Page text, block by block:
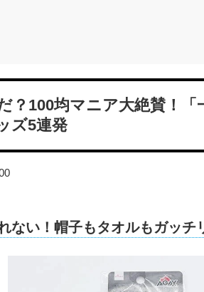
？100均マニア大絶賛！
ズ5連発
ない！帽子もタオルもガッチ